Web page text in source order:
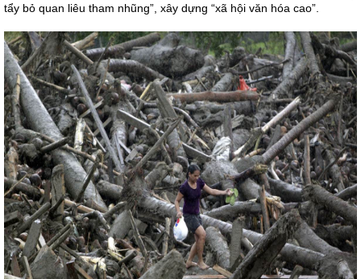
tẩy bỏ quan liêu tham nhũng”, xây dựng “xã hội văn hóa cao”.